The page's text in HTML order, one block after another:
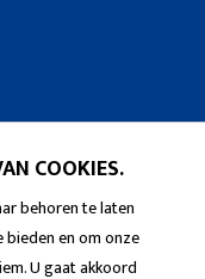
COOKIES.
behoren te laten
bieden en om onze
U gaat akkoord